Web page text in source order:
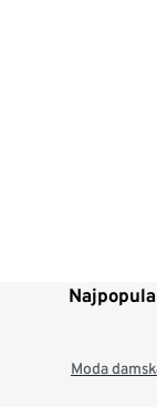
Moda